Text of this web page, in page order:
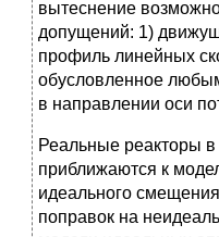
вытеснение
допущений: 1)
профиль линейных
обусловленное
в направлении оси
Реальные реакторы
приближаются к
идеального
поправок на